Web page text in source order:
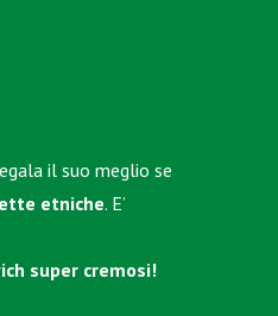
il suo meglio se
etniche. E’
super cremosi!